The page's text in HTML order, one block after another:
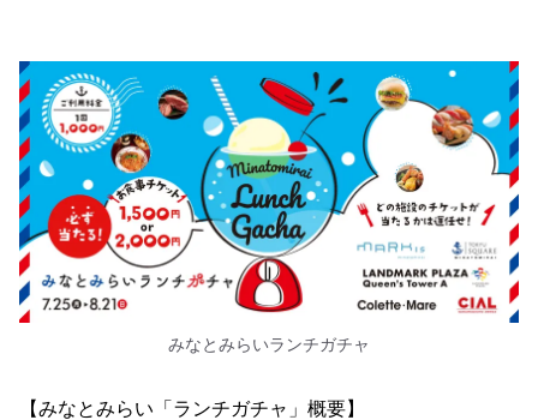
みなとみらいランチガチャ
【みなとみらい「ランチガチャ」概要】